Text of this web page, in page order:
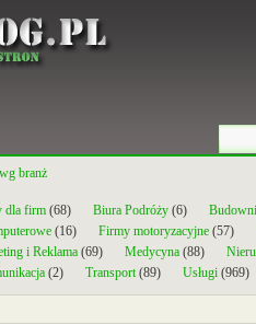
branż
dla firm (68) Biura Podróży (6)
(16) Firmy motoryzacyjne (57)
i Reklama (69) Medycyna (88)
(2) Transport(89) Usługi (969)